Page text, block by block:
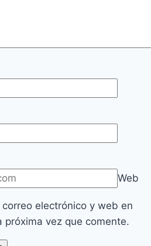
Web
electrónico y web en
próxima vez que comente.